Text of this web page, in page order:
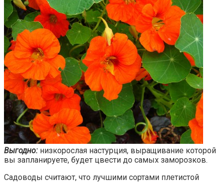
Выгодно: низкорослая настурция, выращивание которой
вы запланируете, будет цвести до самых заморозков.
Садоводы считают, что лучшими сортами плетистой